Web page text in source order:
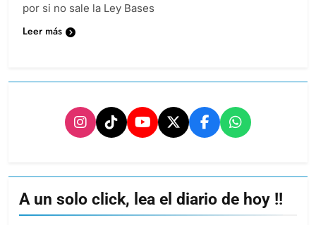
por si no sale la Ley Bases
Leer más
A un solo click, lea el diario de hoy !!